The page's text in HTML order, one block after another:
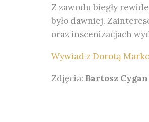
Z zawodu biegły
było dawniej.
oraz inscenizacjach
Wywiad z Dorotą
Zdjęcia: Bartosz Cygan